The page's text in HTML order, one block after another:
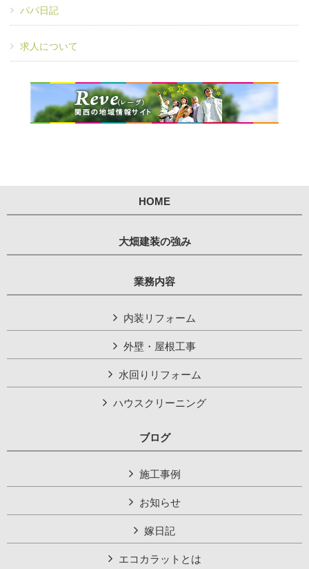
パパ日記
求人について
HOME
大畑建装の強み
業務内容
内装リフォーム
外壁・屋根工事
水回りリフォーム
ハウスクリーニング
ブログ
施工事例
お知らせ
嫁日記
エコカラットとは